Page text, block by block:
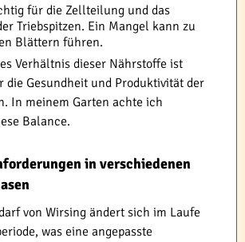
für die Zellteilung und das
Triebspitzen. Ein Mangel kann zu
Blättern führen.
Verhältnis dieser Nährstoffe ist
die Gesundheit und Produktivität der
In meinem Garten achte ich
Balance.
in verschiedenen
von Wirsing ändert sich im Laufe
was eine angepasste